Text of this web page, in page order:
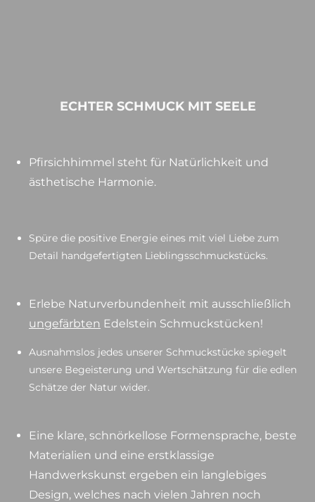
ECHTER SCHMUCK MIT SEELE
Pfirsichhimmel steht für Natürlichkeit und
ästhetische Harmonie.
Spüre die positive Energie eines mit viel Liebe zum
Detail handgefertigten Lieblingsschmuckstücks.
Erlebe Naturverbundenheit mit ausschließlich
ungefärbten Edelstein Schmuckstücken!
Ausnahmslos jedes unserer Schmuckstücke spiegelt
unsere Begeisterung und Wertschätzung für die edlen
Schätze der Natur wider.
Eine klare, schnörkellose Formensprache, beste
Materialien und eine erstklassige
Handwerkskunst ergeben ein langlebiges
Design, welches nach vielen Jahren noch